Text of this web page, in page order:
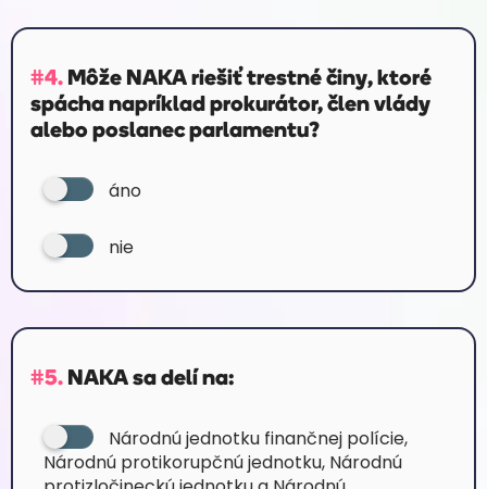
#4. Môže NAKA riešiť trestné činy, ktoré
spácha napríklad prokurátor, člen vlády
alebo poslanec parlamentu?
áno
nie
#5. NAKA sa delí na:
Národnú jednotku finančnej polície,
Národnú protikorupčnú jednotku, Národnú